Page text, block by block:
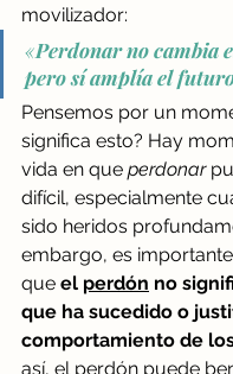
movilizador:
«Perdonar no cambia
pero sí amplía el
Pensemos por un
significa esto? Hay
vida en que perdonar
difícil, especialmente
sido heridos
embargo, es
que el perdón no
que ha sucedido o
comportamiento de
así, el perdón puede